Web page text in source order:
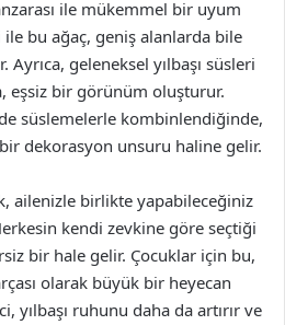
ile mükemmel bir uyum
bu ağaç, geniş alanlarda bile
geleneksel yılbaşı süsleri
eşsiz bir görünüm oluşturur.
süslemelerle kombinlendiğinde,
dekorasyon unsuru haline gelir.
ailenizle birlikte yapabileceğiniz
kendi zevkine göre seçtiği
bir hale gelir. Çocuklar için bu,
olarak büyük bir heyecan
yılbaşı ruhunu daha da artırır ve